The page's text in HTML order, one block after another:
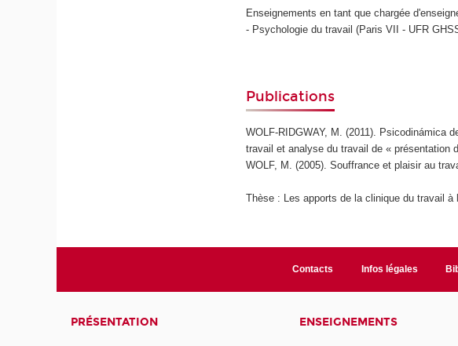
Enseignements en tant que chargée
- Psychologie du travail (Paris VII - UFR
Publications
WOLF-RIDGWAY, M. (2011). Psicodinámica
travail et analyse du travail de « présentation
WOLF, M. (2005). Souffrance et plaisir au
Thèse : Les apports de la clinique du travail à
Contacts Infos légales
PRÉSENTATION ENSEIGNEMENTS